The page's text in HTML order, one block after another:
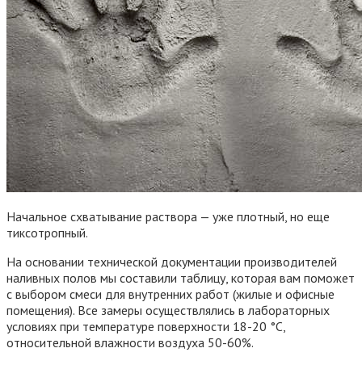
Начальное схватывание раствора — уже плотный, но еще
тиксотропный.
На основании технической документации производителей
наливных полов мы составили таблицу, которая вам поможет
с выбором смеси для внутренних работ (жилые и офисные
помещения). Все замеры осуществлялись в лабораторных
условиях при температуре поверхности 18-20 °С,
относительной влажности воздуха 50-60%.